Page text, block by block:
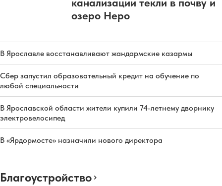
озеро Неро
В Ярославле восстанавливают жандармские казармы
Сбер запустил образовательный кредит на обучение по
любой специальности
В Ярославской области жители купили 74-летнему дворнику
электровелосипед
В «Ярдормосте» назначили нового директора
Благоустройство